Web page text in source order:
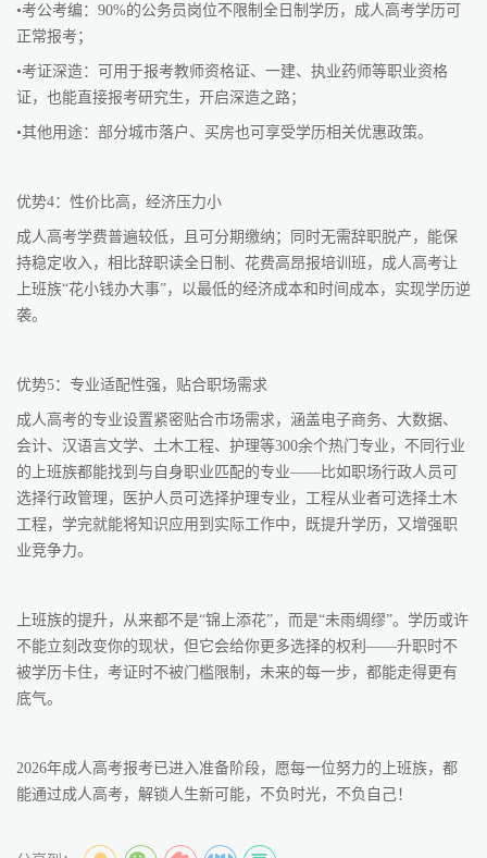
•考公考编：90%的公务员岗位不限制全日制学历，成人高考学历可
正常报考；
•考证深造：可用于报考教师资格证、一建、执业药师等职业资格
证，也能直接报考研究生，开启深造之路；
•其他用途：部分城市落户、买房也可享受学历相关优惠政策。
优势4：性价比高，经济压力小
成人高考学费普遍较低，且可分期缴纳；同时无需辞职脱产，能保
持稳定收入，相比辞职读全日制、花费高昂报培训班，成人高考让
上班族“花小钱办大事”，以最低的经济成本和时间成本，实现学历逆
袭。
优势5：专业适配性强，贴合职场需求
成人高考的专业设置紧密贴合市场需求，涵盖电子商务、大数据、
会计、汉语言文学、土木工程、护理等300余个热门专业，不同行业
的上班族都能找到与自身职业匹配的专业——比如职场行政人员可
选择行政管理，医护人员可选择护理专业，工程从业者可选择土木
工程，学完就能将知识应用到实际工作中，既提升学历，又增强职
业竞争力。
上班族的提升，从来都不是“锦上添花”，而是“未雨绸缪”。学历或许
不能立刻改变你的现状，但它会给你更多选择的权利——升职时不
被学历卡住，考证时不被门槛限制，未来的每一步，都能走得更有
底气。
2026年成人高考报考已进入准备阶段，愿每一位努力的上班族，都
能通过成人高考，解锁人生新可能，不负时光，不负自己！